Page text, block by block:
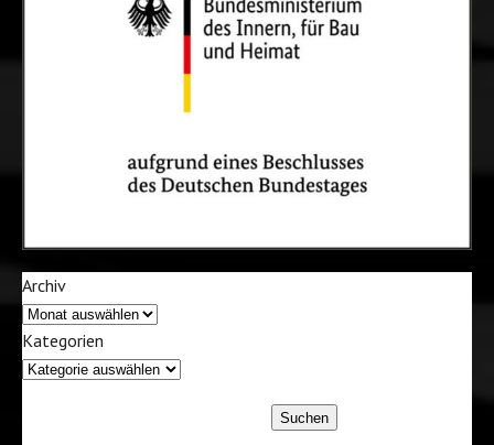
Archiv
Kategorien
Suchen